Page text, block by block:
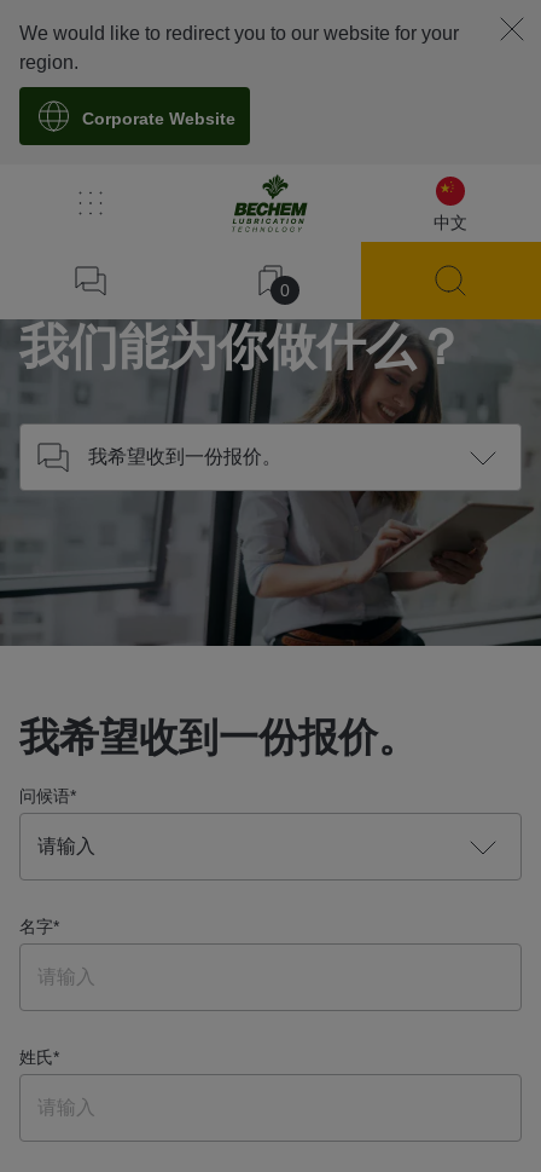
中文
0
We would like to redirect you to our website for your
region.
Corporate Website
联系我们
我们能为你做什么？
我希望收到一份报价。
问候语*
名字*
姓氏*